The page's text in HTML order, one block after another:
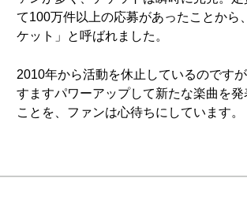
て100万件以上の応募があったことから
ケット」と呼ばれました。
2010年から活動を休止しているのです
すますパワーアップして新たな楽曲を発
ことを、ファンは心待ちにしています。